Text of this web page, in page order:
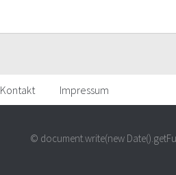
Kontakt Impressum
© document.write(new